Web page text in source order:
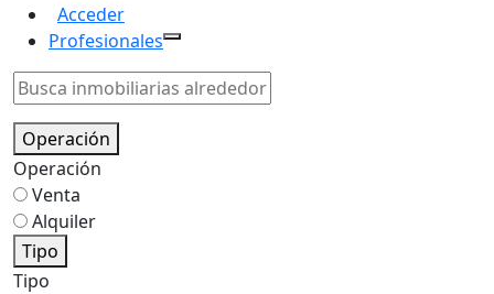
Acceder
Profesionales
Operación
Operación
Venta
Alquiler
Tipo
Tipo